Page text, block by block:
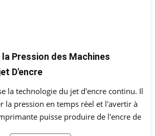
Pression des Machines
D'encre
la technologie du jet d'encre continu. Il
la pression en temps réel et l'avertir à
puisse produire de l'encre de